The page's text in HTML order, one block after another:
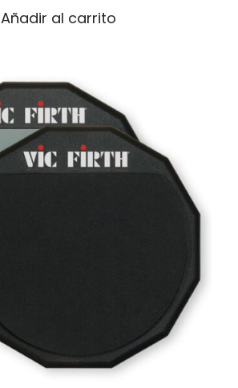
Añadir al carrito